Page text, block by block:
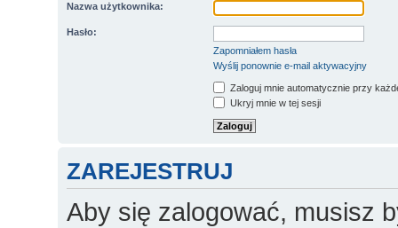
Nazwa użytkownika:
Hasło:
Zapomniałem hasła
Wyślij ponownie e-mail aktywacyjny
Zaloguj mnie automatycznie przy
Ukryj mnie w tej sesji
ZAREJESTRUJ
Aby się zalogować, musisz